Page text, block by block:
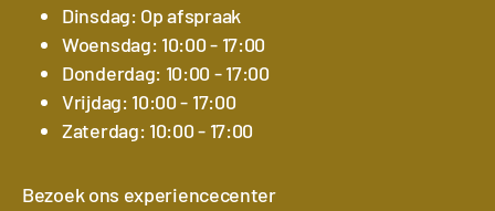
Dinsdag: Op afspraak
Woensdag: 10:00 - 17:00
Donderdag: 10:00 - 17:00
Vrijdag: 10:00 - 17:00
Zaterdag: 10:00 - 17:00
Bezoek ons experiencecenter